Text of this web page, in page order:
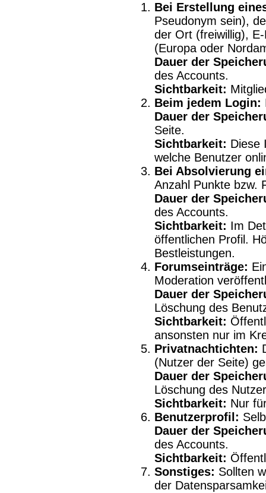
Bei Erstellung
Pseudonym sein),
der Ort (freiwillig),
(Europa oder
Dauer der
des Accounts.
Sichtbarkeit:
Beim jedem Login:
Dauer der
Seite.
Sichtbarkeit: Diese
welche Benutzer
Bei Absolvierung
Anzahl Punkte bzw.
Dauer der
des Accounts.
Sichtbarkeit: Im
öffentlichen Profil.
Bestleistungen.
Forumseinträge:
Moderation
Dauer der
Löschung des
Sichtbarkeit:
ansonsten nur im
Privatnachtichten:
(Nutzer der Seite)
Dauer der
Löschung des
Sichtbarkeit: Nur
Benutzerprofil:
Dauer der
des Accounts.
Sichtbarkeit:
Sonstiges: Sollten
der